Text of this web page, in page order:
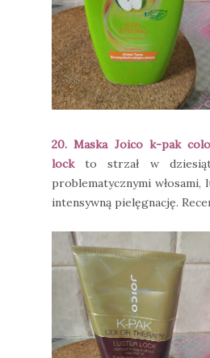
20. Maska Joico k-pak
lockto strzał w
problematycznymi włosami,
intensywną pielęgnację.